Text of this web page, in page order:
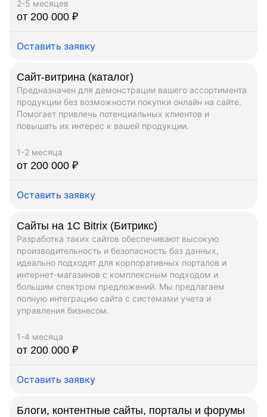
2-5 месяцев
от 200 000 ₽
Оставить заявку
Сайт-витрина (каталог)
Предназначен для демонстрации вашего ассортимента
продукции без возможности покупки онлайн на сайте.
Помогает привлечь потенциальных клиентов и
повышать их интерес к вашей продукции.
1-2 месяца
от 200 000 ₽
Оставить заявку
Сайты на 1C Bitrix (Битрикс)
Разработка таких сайтов обеспечивают высокую
производительность и безопасность баз данных,
идеально подходят для корпоративных порталов и
интернет-магазинов с комплексным подходом и
большим спектром предложений. Мы предлагаем
полную интеграцию сайта с системами учета и
управления бизнесом.
1-4 месяца
от 200 000 ₽
Оставить заявку
Блоги, контентные сайты, порталы и форумы